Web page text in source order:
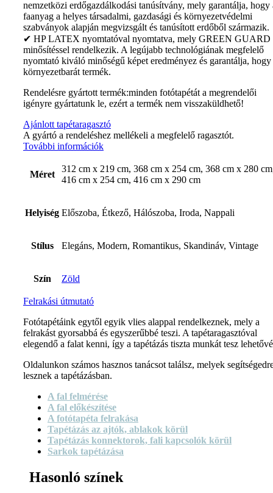
nemzetközi erdőgazdálkodási tanúsítvány, mely garantálja, hogy
faanyag a helyes társadalmi, gazdasági és környezetvédelmi
szabványok alapján megvizsgált és tanúsított erdőből származik.
✔ HP LATEX nyomtatóval nyomtatva, mely GREEN GUARD
minősítéssel rendelkezik. A legújabb technológiának megfelelő
nyomtató kiváló minőségű képet eredményez és garantálja, hogy
környezetbarát termék.
Rendelésre gyártott termék:minden fotótapétát a megrendelői
igényre gyártatunk le, ezért a termék nem visszaküldhető!
Ajánlott tapétaragasztó
A gyártó a rendeléshez mellékeli a megfelelő ragasztót.
További információk
Méret
312 cm x 219 cm, 368 cm x 254 cm, 368 cm x 280
416 cm x 254 cm, 416 cm x 290 cm
Helyiség Előszoba, Étkező, Hálószoba, Iroda, Nappali
Stílus Elegáns, Modern, Romantikus, Skandináv, Vintage
Szín Zöld
Felrakási útmutató
Fotótapétáink egytől egyik vlies alappal rendelkeznek, mely a
felrakást gyorsabbá és egyszerűbbé teszi. A tapétaragasztóval
elegendő a falat kenni, így a tapétázás tiszta munkát tesz
Oldalunkon számos hasznos tanácsot találsz, melyek
lesznek a tapétázásban.
A fal felmérése
A fal előkészítése
A fotótapéta felrakása
Tapétázás az ajtók, ablakok körül
Tapétázás konnektorok, fali kapcsolók körül
Sarkok tapétázása
Hasonló színek